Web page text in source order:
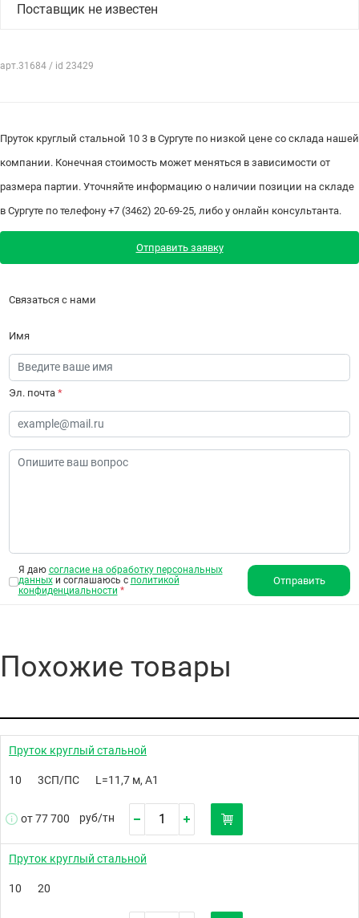
Поставщик не известен
арт.31684 / id 23429
Пруток круглый стальной 10 3 в Сургуте по низкой цене со склада нашей
компании. Конечная стоимость может меняться в зависимости от
размера партии. Уточняйте информацию о наличии позиции на складе
в Сургуте по телефону +7 (3462) 20-69-25, либо у онлайн консультанта.
Отправить заявку
Связаться с нами
Имя
Эл. почта *
Я даю согласие на обработку персональных
данныхи соглашаюсь с политикой
конфиденциальности *
Отправить
Похожие товары
Пруток круглый стальной
10 3СП/ПС L=11,7 м, А1
от 77 700 руб/тн
Пруток круглый стальной
10 20